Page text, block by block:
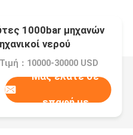
1000bar μηχανών
νερού
Τιμή：10000-30000 USD
Μας ελάτε σε
επαφή με